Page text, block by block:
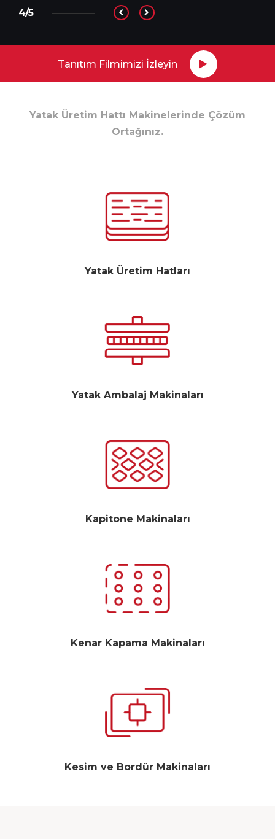
Tanıtım Filmimizi İzleyin
4/5
Yatak Üretim Hattı Makinelerinde Çözüm
Ortağınız.
Yatak Üretim Hatları
Yatak Ambalaj Makinaları
Kapitone Makinaları
Kenar Kapama Makinaları
Kesim ve Bordür Makinaları